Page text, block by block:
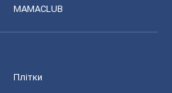
MAMACLUB
Плітки